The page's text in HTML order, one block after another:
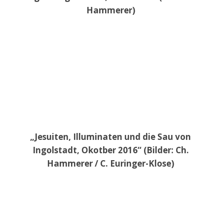
Hammerer)
„Jesuiten, Illuminaten und die Sau von
Ingolstadt, Okotber 2016“ (Bilder: Ch.
Hammerer / C. Euringer-Klose)